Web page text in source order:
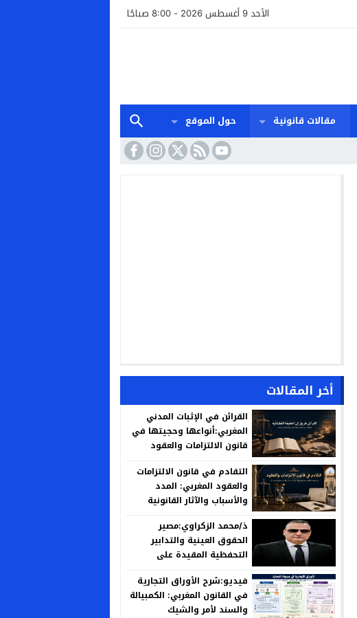
الأحد 9 أغسطس 2026 - 8:00 صباحًا
مقالات قانونية
حول الموقع
أخر المقالات
القرائن في الإثبات المدني
المغربي:أنواعها وحجيتها في
قانون الالتزامات والعقود
التقادم في قانون الالتزامات
والعقود المغربي: المدد
والأسباب والآثار القانونية
ذ/محمد الزكراوي:مصير
الحقوق العينية والتدابير
التحفظية المقيدة على
المنفعة العامة
فيديو:شرح الأوراق التجارية
في القانون المغربي: الكمبيالة
والسند لأمر والشيك